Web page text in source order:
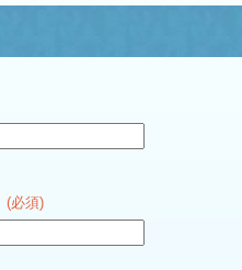
(必須)